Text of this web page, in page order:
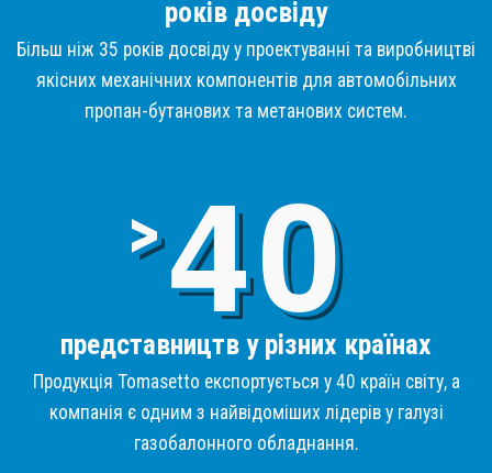
років досвіду
Більш ніж 35 років досвіду у проектуванні та виробництві
якісних механічних компонентів для автомобільних
пропан-бутанових та метанових систем.
>4
представництв у різних країнах
Продукція Tomasetto експортується у 40 країн світу, а
компанія є одним з найвідоміших лідерів у галузі
газобалонного обладнання.